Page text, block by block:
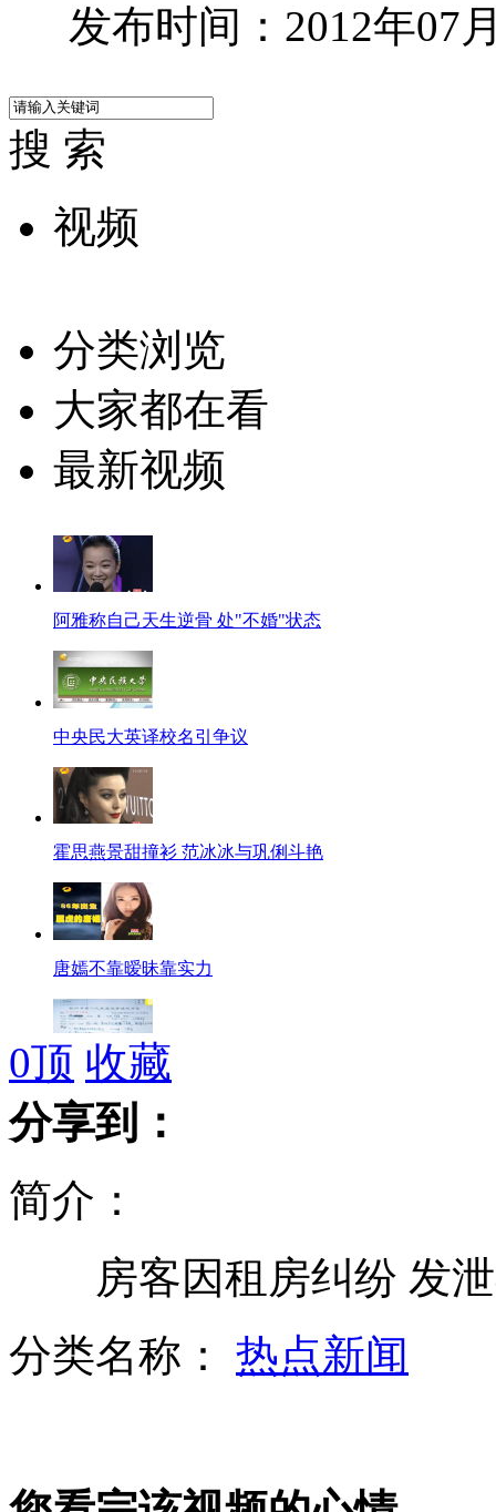
发布时间：2012年07
搜 索
视频
分类浏览
大家都在看
最新视频
阿雅称自己天生逆骨 处"不婚"状态
中央民大英译校名引争议
霍思燕景甜撞衫 范冰冰与巩俐斗艳
唐嫣不靠暧昧靠实力
病人不辞而别 医院微博提醒吃药
蔡少芬期待《后宫如懿传》
0顶 收藏
分享到：
简介：
房客因租房纠纷 发泄
分类名称： 热点新闻